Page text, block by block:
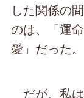
した関係の
のは、「運
愛」だった。
だが、私